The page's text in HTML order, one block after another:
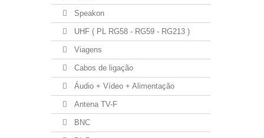
Speakon
UHF ( PL RG58 - RG59 - RG213 )
Viagens
Cabos de ligação
Áudio + Vídeo + Alimentação
Antena TV-F
BNC